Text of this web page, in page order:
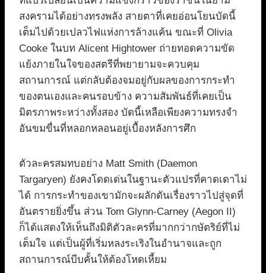
สงครามได้อย่างทรงพลัง สายตาที่เคยอ่อนโยนบัดนี้
เต็มไปด้วยเปลวไฟแห่งการล้างแค้น ขณะที่ Olivia
Cooke ในบท Alicent Hightower ถ่ายทอดความขัด
แย้งภายในใจของสตรีที่พยายามจะควบคุม
สถานการณ์ แต่กลับต้องจมอยู่กับผลของการกระทำ
ของตนเองและคนรอบข้าง ความสัมพันธ์ที่เคยเป็น
มิตรภาพระหว่างทั้งสอง บัดนี้เหลือเพียงความทรงจำ
อันขมขื่นที่หลอกหลอนอยู่เบื้องหลังการศึก
ตัวละครสมทบอย่าง Matt Smith (Daemon
Targaryen) ยังคงโดดเด่นในฐานะตัวแปรที่คาดเดาไม่
ได้ การกระทำของเขามักจะผลักดันเรื่องราวไปสู่จุดที่
อันตรายยิ่งขึ้น ส่วน Tom Glynn-Carney (Aegon II)
ก็ได้แสดงให้เห็นถึงมิติตัวละครที่มากกว่ากษัตริย์ที่ไม่
เต็มใจ แต่เป็นผู้ที่เริ่มหลงระเริงในอำนาจและถูก
สถานการณ์บีบคั้นให้ต้องโหดเหี้ยม